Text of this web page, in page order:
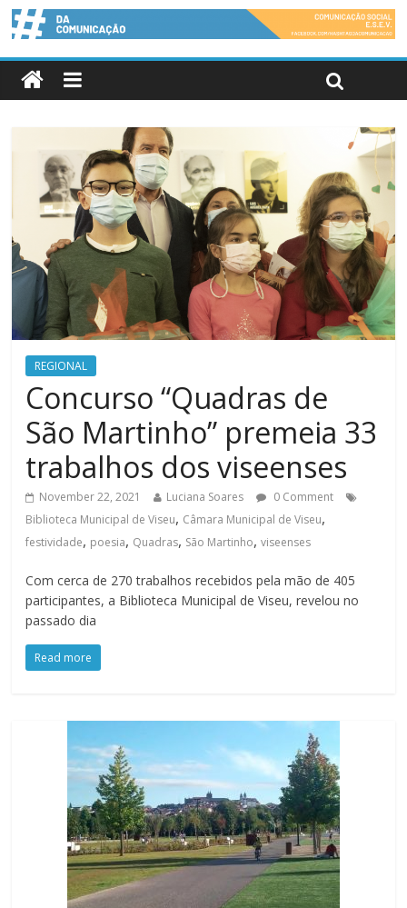
REGIONAL
Concurso “Quadras de
São Martinho” premeia 33
trabalhos dos viseenses
November 22, 2021 Luciana Soares
0 Comment
Biblioteca Municipal de Viseu, Câmara Municipal de Viseu,
festividade, poesia, Quadras, São Martinho,viseenses
Com cerca de 270 trabalhos recebidos pela mão de 405
participantes, a Biblioteca Municipal de Viseu, revelou no
passado dia
Read more